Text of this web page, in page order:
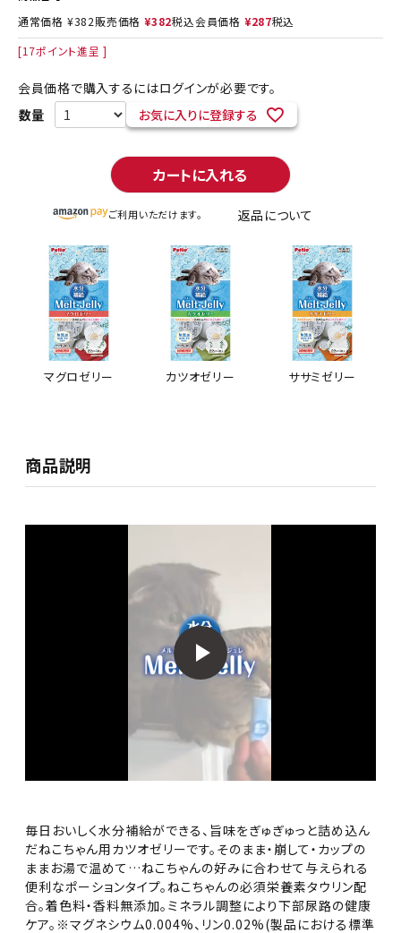
通常価格 ¥382販売価格 ¥382税込会員価格 ¥287税込
[17ポイント進呈 ]
会員価格で購入するにはログインが必要です。
お気に入りに登録する
カートに入れる
ご利用いただけます。 返品について
マグロゼリー カツオゼリー ササミゼリー
商品説明
毎日おいしく水分補給ができる、旨味をぎゅぎゅっと詰め込ん
だねこちゃん用カツオゼリーです。そのまま・崩して・カップの
ままお湯で温めて…ねこちゃんの好みに合わせて与えられる
便利なポーションタイプ。ねこちゃんの必須栄養素タウリン配
合。着色料・香料無添加。ミネラル調整により下部尿路の健康
ケア。※マグネシウム0.004%、リン0.02%(製品における標準